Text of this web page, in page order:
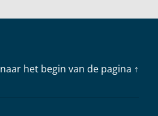
naar het begin van de pagina ↑